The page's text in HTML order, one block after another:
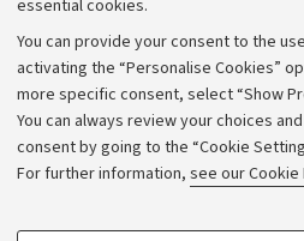
essential cookies.
You can provide your consent to the
activating the “Personalise Cookies”
more specific consent, select “Show
You can always review your choices
consent by going to the “Cookie
For further information, see our Cookie
Calls and
Transparent
Appeals
Merchandising -
Website and
Accessibility